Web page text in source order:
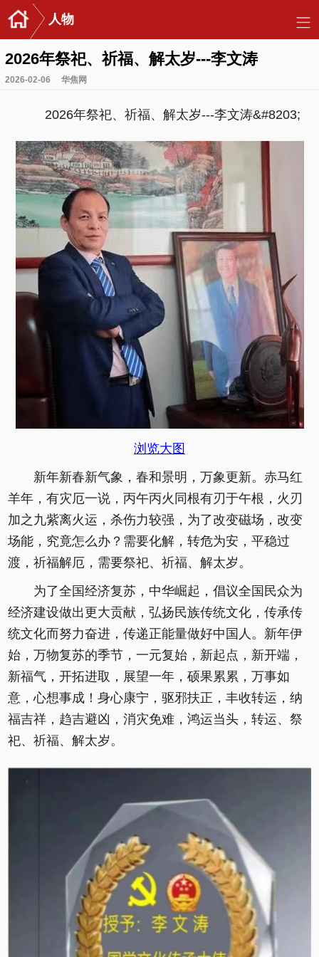
人物
2026年祭祀、祈福、解太岁---李文涛
2026-02-06 华焦网
2026年祭祀、祈福、解太岁---李文涛&#8203;
浏览大图
新年新春新气象，春和景明，万象更新。赤马红
羊年，有灾厄一说，丙午丙火同根有刃于午根，火刃
加之九紫离火运，杀伤力较强，为了改变磁场，改变
场能，究竟怎么办？需要化解，转危为安，平稳过
渡，祈福解厄，需要祭祀、祈福、解太岁。
为了全国经济复苏，中华崛起，倡议全国民众为
经济建设做出更大贡献，弘扬民族传统文化，传承传
统文化而努力奋进，传递正能量做好中国人。新年伊
始，万物复苏的季节，一元复始，新起点，新开端，
新福气，开拓进取，展望一年，硕果累累，万事如
意，心想事成！身心康宁，驱邪扶正，丰收转运，纳
福吉祥，趋吉避凶，消灾免难，鸿运当头，转运、祭
祀、祈福、解太岁。